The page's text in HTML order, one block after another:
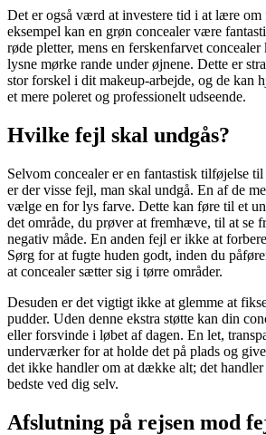
Det er også værd at investere tid i at lære
eksempel kan en grøn concealer være
røde pletter, mens en ferskenfarvet
lysne mørke rande under øjnene. Dette er
stor forskel i dit makeup-arbejde, og de kan
et mere poleret og professionelt udseende.
Hvilke fejl skal undgås?
Selvom concealer er en fantastisk tilføjelse
er der visse fejl, man skal undgå. En af de
vælge en for lys farve. Dette kan føre til et
det område, du prøver at fremhæve, til at se
negativ måde. En anden fejl er ikke at
Sørg for at fugte huden godt, inden du
at concealer sætter sig i tørre områder.
Desuden er det vigtigt ikke at glemme at
pudder. Uden denne ekstra støtte kan din
eller forsvinde i løbet af dagen. En let,
underværker for at holde det på plads og
det ikke handler om at dække alt; det
bedste ved dig selv.
Afslutning på rejsen mod